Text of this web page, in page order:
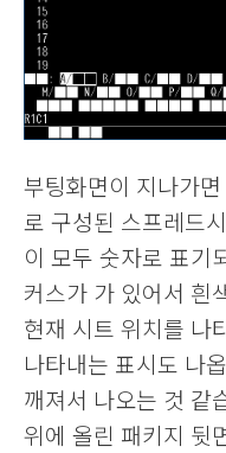
부팅화면이 지나가
로 구성된 스프레드
이 모두 숫자로 표기
커스가 가 있어서 흰
현재 시트 위치를 나
나타내는 표시도 나
깨져서 나오는 것 같
위에 올린 패키지 뒷